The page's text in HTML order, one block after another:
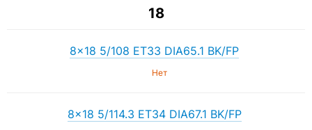
18
8×18 5/108 ET33 DIA65.1 BK/FP
Нет
8×18 5/114.3 ET34 DIA67.1 BK/FP